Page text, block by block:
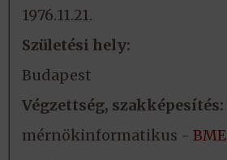
1976.11.21.
Születési hely:
Budapest
Végzettség, szakképesítés:
mérnökinformatikus - BME